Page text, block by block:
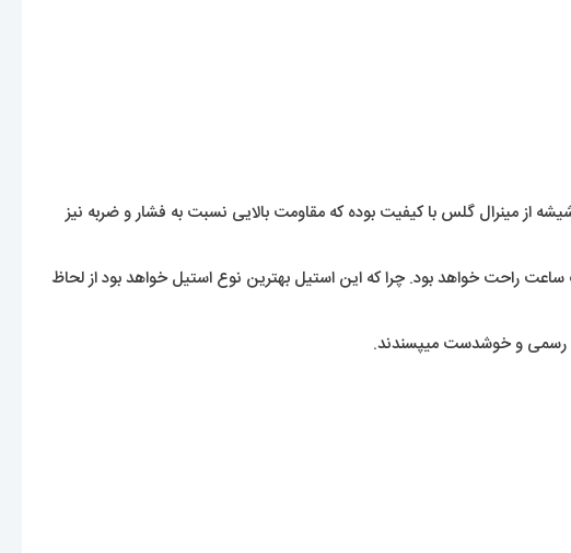
گلس با کیفیت بوده که مقاومت بالایی نسبت به فشار و ضربه نیز
ساعت راحت خواهد بود. چرا که این استیل بهترین نوع استیل خواهد بود از لحاظ
رسمی و خوشدست میپسندند.